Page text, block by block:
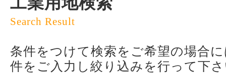
Search Result
条件をつけて検索をご希望の場合
件をご入力し絞り込みを行って下